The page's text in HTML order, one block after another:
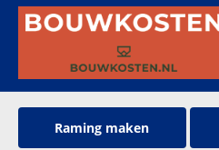
Raming maken